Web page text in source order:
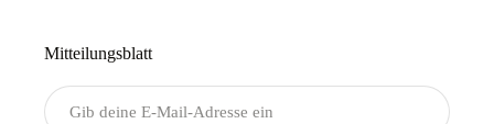
Mitteilungsblatt